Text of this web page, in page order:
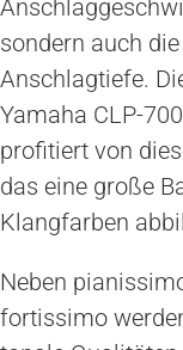
sondern auch die
Anschlagtiefe.
Yamaha CLP-
profitiert von
das eine große
Klangfarben
Neben
fortissimo